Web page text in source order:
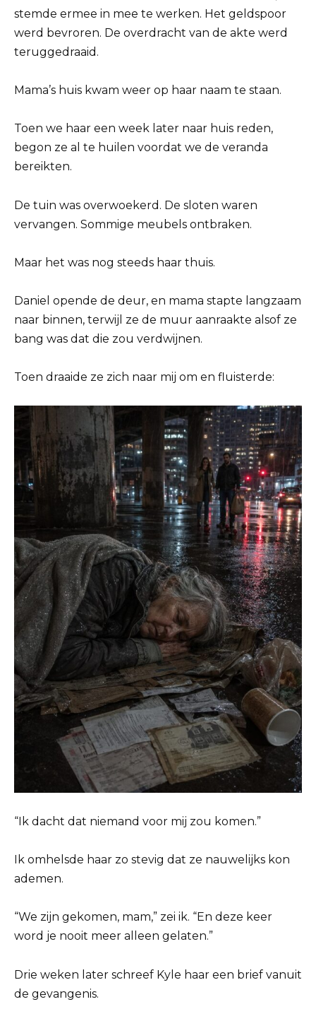
stemde ermee in mee te werken. Het geldspoor
werd bevroren. De overdracht van de akte werd
teruggedraaid.
Mama’s huis kwam weer op haar naam te staan.
Toen we haar een week later naar huis reden,
begon ze al te huilen voordat we de veranda
bereikten.
De tuin was overwoekerd. De sloten waren
vervangen. Sommige meubels ontbraken.
Maar het was nog steeds haar thuis.
Daniel opende de deur, en mama stapte langzaam
naar binnen, terwijl ze de muur aanraakte alsof ze
bang was dat die zou verdwijnen.
Toen draaide ze zich naar mij om en fluisterde:
“Ik dacht dat niemand voor mij zou komen.”
Ik omhelsde haar zo stevig dat ze nauwelijks kon
ademen.
“We zijn gekomen, mam,” zei ik. “En deze keer
word je nooit meer alleen gelaten.”
Drie weken later schreef Kyle haar een brief vanuit
de gevangenis.